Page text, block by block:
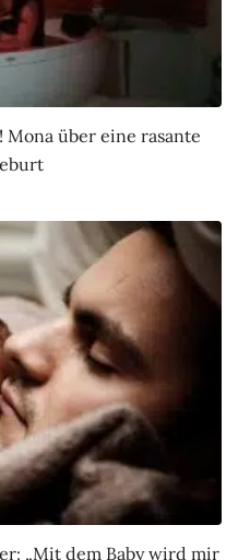
über eine rasante
„Mit dem Baby wird mir